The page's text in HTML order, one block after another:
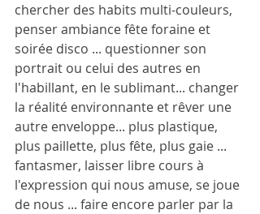
chercher des habits multi-couleurs,
penser ambiance fête foraine et
soirée disco ... questionner son
portrait ou celui des autres en
l'habillant, en le sublimant... changer
la réalité environnante et rêver une
autre enveloppe... plus plastique,
plus paillette, plus fête, plus gaie ...
fantasmer, laisser libre cours à
l'expression qui nous amuse, se joue
de nous ... faire encore parler par la